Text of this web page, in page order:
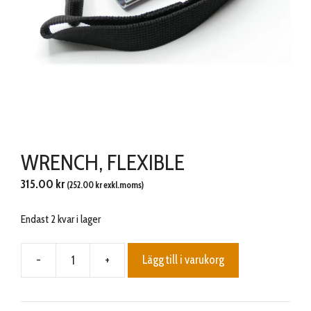
WRENCH, FLEXIBLE
315.00 kr (252.00 krexkl.moms)
Endast 2 kvar i lager
-
WRENCH,
mängd
+ Lägg till i varukorg